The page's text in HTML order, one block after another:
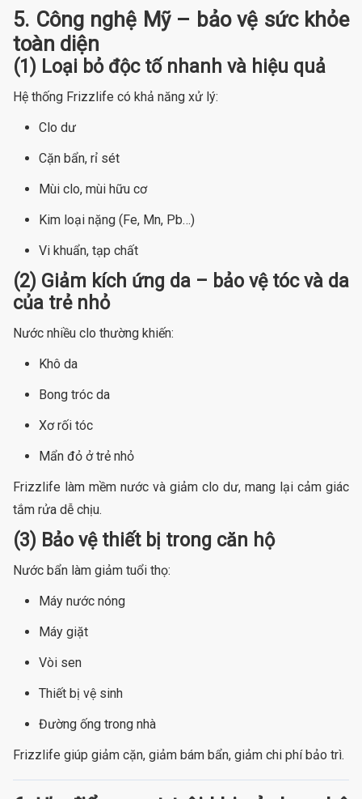
5. Công nghệ Mỹ – bảo vệ sức khỏe
toàn diện
(1) Loại bỏ độc tố nhanh và hiệu quả
Hệ thống Frizzlife có khả năng xử lý:
Clo dư
Cặn bẩn, rỉ sét
Mùi clo, mùi hữu cơ
Kim loại nặng (Fe, Mn, Pb…)
Vi khuẩn, tạp chất
(2) Giảm kích ứng da – bảo vệ tóc và da
của trẻ nhỏ
Nước nhiều clo thường khiến:
Khô da
Bong tróc da
Xơ rối tóc
Mẩn đỏ ở trẻ nhỏ
Frizzlife làm mềm nước và giảm clo dư, mang lại cảm giác
tắm rửa dễ chịu.
(3) Bảo vệ thiết bị trong căn hộ
Nước bẩn làm giảm tuổi thọ:
Máy nước nóng
Máy giặt
Vòi sen
Thiết bị vệ sinh
Đường ống trong nhà
Frizzlife giúp giảm cặn, giảm bám bẩn, giảm chi phí bảo trì.